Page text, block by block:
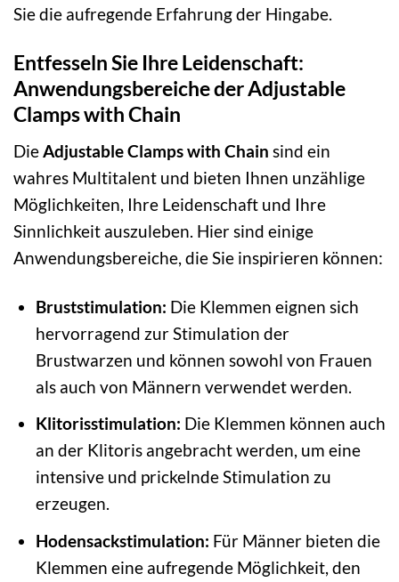
Sie die aufregende Erfahrung der Hingabe.
Entfesseln Sie Ihre Leidenschaft:
Anwendungsbereiche der Adjustable
Clamps with Chain
DieAdjustable Clamps with Chain sind ein
wahres Multitalent und bieten Ihnen unzählige
Möglichkeiten, Ihre Leidenschaft und Ihre
Sinnlichkeit auszuleben. Hier sind einige
Anwendungsbereiche, die Sie inspirieren können:
Bruststimulation: Die Klemmen eignen sich
hervorragend zur Stimulation der
Brustwarzen und können sowohl von Frauen
als auch von Männern verwendet werden.
Klitorisstimulation: Die Klemmen können auch
an der Klitoris angebracht werden, um eine
intensive und prickelnde Stimulation zu
erzeugen.
Hodensackstimulation: Für Männer bieten die
Klemmen eine aufregende Möglichkeit, den